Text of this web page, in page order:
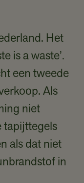
Het
is a waste’.
een tweede
Als
niet
tapijttegels
als dat niet
in